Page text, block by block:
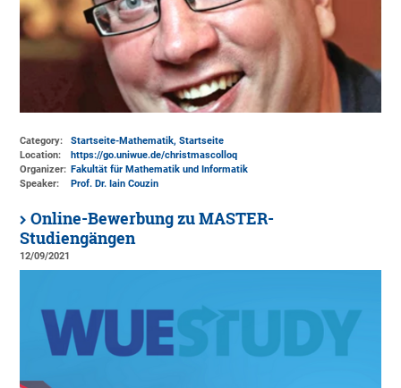
Category:
Startseite-Mathematik, Startseite
Location:
https://go.uniwue.de/christmascolloq
Organizer: Fakultät für Mathematik und Informatik
Speaker:
Prof. Dr. Iain Couzin
Online-Bewerbung zu MASTER-
Studiengängen
12/09/2021